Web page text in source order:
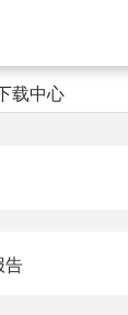
载中心
告